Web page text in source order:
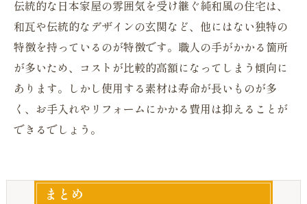
伝統的な日本家屋の雰囲気を受け継ぐ純和風の住宅は、
和瓦や伝統的なデザインの玄関など、他にはない独特の
特徴を持っているのが特徴です。職人の手がかかる箇所
が多いため、コストが比較的高額になってしまう傾向に
あります。しかし使用する素材は寿命が長いものが多
く、お手入れやリフォームにかかる費用は抑えることが
できるでしょう。
まとめ